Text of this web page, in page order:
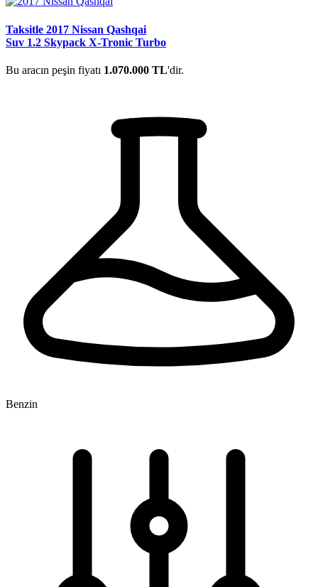
Taksitle 2017 Nissan Qashqai
Suv 1.2 Skypack X-Tronic Turbo
Bu aracın peşin fiyatı 1.070.000 TL'dir.
Benzin